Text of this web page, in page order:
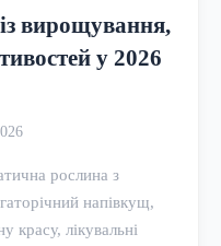
вирощування,
у 2026
рослина з
напівкущ,
красу, лікувальні